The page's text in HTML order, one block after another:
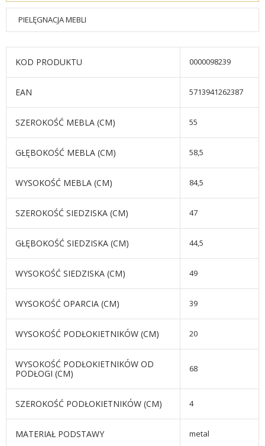
PIELĘGNACJA MEBLI
KOD PRODUKTU 0000098239
EAN 5713941262387
SZEROKOŚĆ MEBLA (CM) 55
GŁĘBOKOŚĆ MEBLA (CM) 58,5
WYSOKOŚĆ MEBLA (CM) 84,5
SZEROKOŚĆ SIEDZISKA (CM) 47
GŁĘBOKOŚĆ SIEDZISKA (CM) 44,5
WYSOKOŚĆ SIEDZISKA (CM) 49
WYSOKOŚĆ OPARCIA (CM) 39
WYSOKOŚĆ PODŁOKIETNIKÓW (CM) 20
WYSOKOŚĆ PODŁOKIETNIKÓW OD
PODŁOGI (CM)
68
SZEROKOŚĆ PODŁOKIETNIKÓW (CM) 4
MATERIAŁ PODSTAWY metal